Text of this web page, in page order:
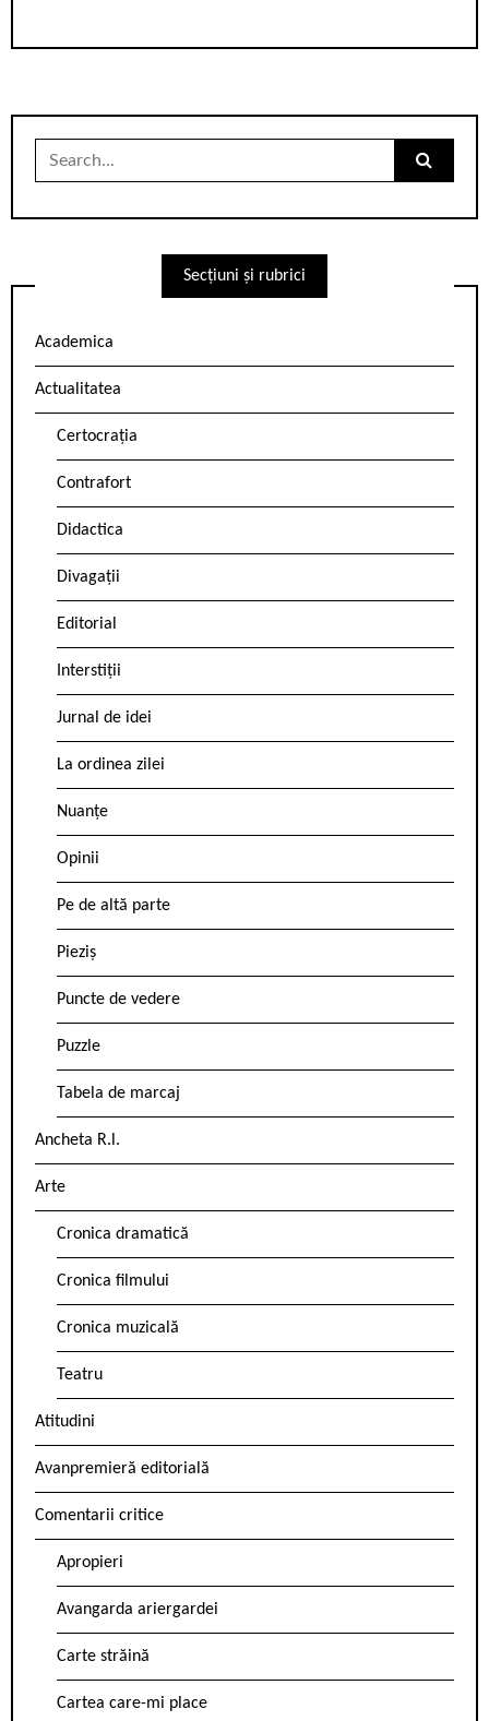
Search
Secțiuni și rubrici
Academica
Actualitatea
Certocrația
Contrafort
Didactica
Divagații
Editorial
Interstiții
Jurnal de idei
La ordinea zilei
Nuanțe
Opinii
Pe de altă parte
Pieziș
Puncte de vedere
Puzzle
Tabela de marcaj
Ancheta R.l.
Arte
Cronica dramatică
Cronica filmului
Cronica muzicală
Teatru
Atitudini
Avanpremieră editorială
Comentarii critice
Apropieri
Avangarda ariergardei
Carte străină
Cartea care-mi place